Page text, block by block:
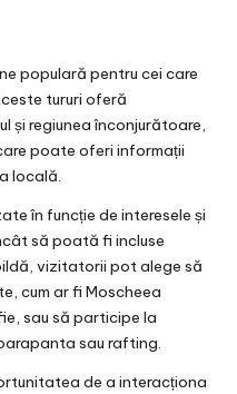
populară pentru cei care
tururi oferă
și regiunea înconjurătoare,
poate oferi informații
locală.
în funcție de interesele și
să poată fi incluse
vizitatorii pot alege să
cum ar fi Moscheea
sau să participe la
sau rafting.
de a interacționa